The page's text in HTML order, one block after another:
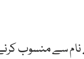
نام سے منسوب